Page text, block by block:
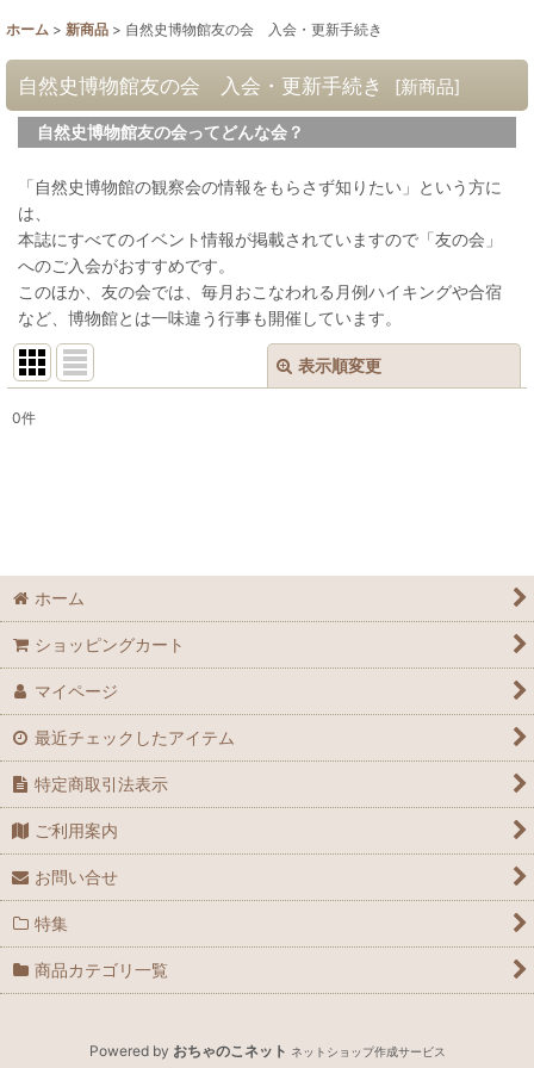
ホーム > 新商品 > 自然史博物館友の会 入会・更新手続き
自然史博物館友の会 入会・更新手続き [新商品]
自然史博物館友の会ってどんな会？
「自然史博物館の観察会の情報をもらさず知りたい」という方に
は、
本誌にすべてのイベント情報が掲載されていますので「友の会」
へのご入会がおすすめです。
このほか、友の会では、毎月おこなわれる月例ハイキングや合宿
など、博物館とは一味違う行事も開催しています。
表示順変更
0件
ホーム
ショッピングカート
マイページ
最近チェックしたアイテム
特定商取引法表示
ご利用案内
お問い合せ
特集
商品カテゴリ一覧
Powered by おちゃのこネット ネットショップ作成サービス